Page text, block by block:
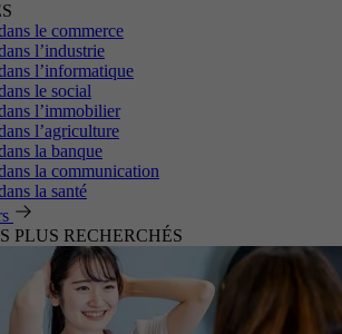
le commerce
l’industrie
l’informatique
le social
l’immobilier
l’agriculture
la banque
la communication
la santé
PLUS RECHERCHÉS